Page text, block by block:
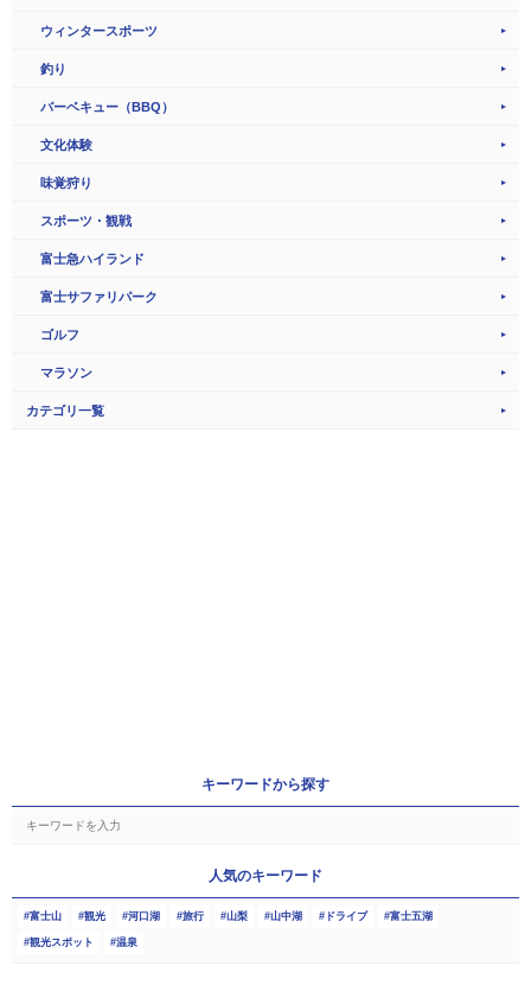
ウィンタースポーツ
釣り
バーベキュー（BBQ）
文化体験
味覚狩り
スポーツ・観戦
富士急ハイランド
富士サファリパーク
ゴルフ
マラソン
カテゴリ一覧
キーワードから探す
人気のキーワード
富士山 観光 河口湖 旅行 山梨 山中湖 ドライブ 富士五湖
観光スポット 温泉